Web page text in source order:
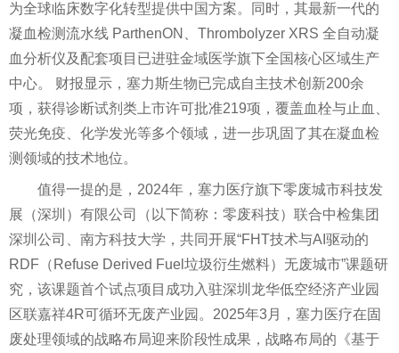
为全球临床数字化转型提供中国方案。同时，其最新一代的
凝血检测流水线 ParthenON、Thrombolyzer XRS 全自动凝
血分析仪及配套项目已进驻金域医学旗下全国核心区域生产
中心。 财报显示，塞力斯生物已完成自主技术创新200余
项，获得诊断试剂类上市许可批准219项，覆盖血栓与止血、
荧光免疫、化学发光等多个领域，进一步巩固了其在凝血检
测领域的技术地位。
值得一提的是，2024年，塞力医疗旗下零废城市科技发
展（深圳）有限公司（以下简称：零废科技）联合中检集团
深圳公司、南方科技大学，共同开展“FHT技术与AI驱动的
RDF（Refuse Derived Fuel垃圾衍生燃料）无废城市”课题研
究，该课题首个试点项目成功入驻深圳龙华低空经济产业园
区联嘉祥4R可循环无废产业园。2025年3月，塞力医疗在固
废处理领域的战略布局迎来阶段性成果，战略布局的《基于